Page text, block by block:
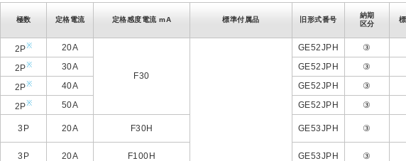
極数
定格電流 定格感度電流 mA 標準付属品 旧形式番号
納期
区分
2P※ 20A
F30
GE52JPH ③
2P※ 30A GE52JPH ③
2P※ 40A GE52JPH ③
2P※ 50A GE52JPH ③
3P 20A F30H GE53JPH ③
3P 20A F100H GE53JPH ③